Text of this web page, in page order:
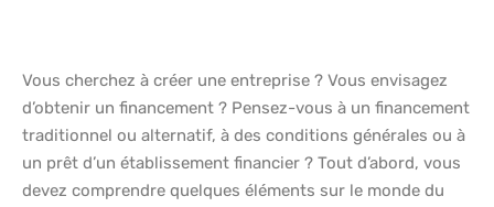
Vous cherchez à créer une entreprise ? Vous envisagez
d’obtenir un financement ? Pensez-vous à un financement
traditionnel ou alternatif, à des conditions générales ou à
un prêt d’un établissement financier ? Tout d’abord, vous
devez comprendre quelques éléments sur le monde du